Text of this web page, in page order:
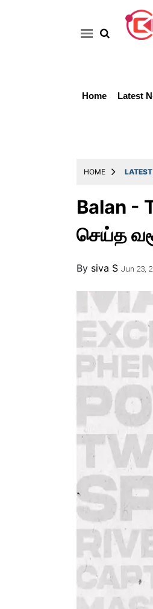
Home Latest
HOME
Balan -
செய்த
By siva S Jun 23,